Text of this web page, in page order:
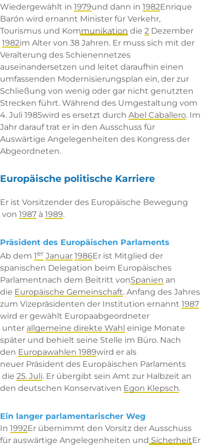
Wiedergewählt in 1979und dann in 1982Enrique
Barón wird ernannt Minister für Verkehr,
Tourismus und Kommunikation die 2 Dezember
1982im Alter von 38 Jahren. Er muss sich mit der
Veralterung des Schienennetzes
auseinandersetzen und leitet daraufhin einen
umfassenden Modernisierungsplan ein, der zur
Schließung von wenig oder gar nicht genutzten
Strecken führt. Während des Umgestaltung vom
4. Juli 1985wird es ersetzt durch Abel Caballero. Im
Jahr darauf trat er in den Ausschuss für
Auswärtige Angelegenheiten des Kongress der
Abgeordneten.
Europäische politische Karriere
Er ist Vorsitzender des Europäische Bewegung
von 1987 à 1989.
Präsident des Europäischen Parlaments
Ab dem 1er Januar 1986Er ist Mitglied der
spanischen Delegation beim Europäisches
Parlamentnach dem Beitritt vonSpanien an
die Europäische Gemeinschaft. Anfang des Jahres
zum Vizepräsidenten der Institution ernannt 1987
wird er gewählt Europaabgeordneter
unter allgemeine direkte Wahl einige Monate
später und behielt seine Stelle im Büro. Nach
den Europawahlen 1989wird er als
neuer Präsident des Europäischen Parlaments
die 25. Juli. Er übergibt sein Amt zur Halbzeit an
den deutschen Konservativen Egon Klepsch.
Ein langer parlamentarischer Weg
In 1992Er übernimmt den Vorsitz der Ausschuss
für auswärtige Angelegenheiten und SicherheitEr